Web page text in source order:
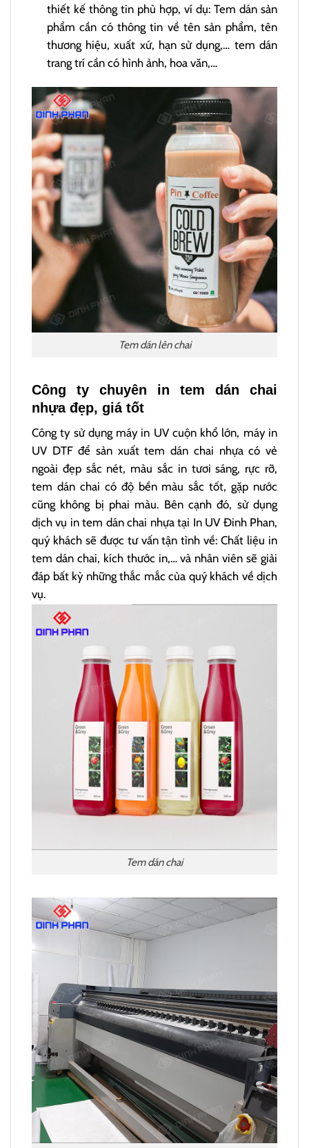
thiết kế thông tin phù hợp, ví dụ: Tem dán sản
phẩm cần có thông tin về tên sản phẩm, tên
thương hiệu, xuất xứ, hạn sử dụng,… tem dán
trang trí cần có hình ảnh, hoa văn,…
Tem dán lên chai
Công ty chuyên in tem dán chai
nhựa đẹp, giá tốt
Công ty sử dụng máy in UV cuộn khổ lớn, máy in
UV DTF để sản xuất tem dán chai nhựa có vẻ
ngoài đẹp sắc nét, màu sắc in tươi sáng, rực rỡ,
tem dán chai có độ bền màu sắc tốt, gặp nước
cũng không bị phai màu. Bên cạnh đó, sử dụng
dịch vụ in tem dán chai nhựa tại In UV Đinh Phan,
quý khách sẽ được tư vấn tận tình về: Chất liệu in
tem dán chai, kích thước in,… và nhân viên sẽ giải
đáp bất kỳ những thắc mắc của quý khách về dịch
vụ.
Tem dán chai